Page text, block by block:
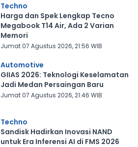
Techno
Harga dan Spek Lengkap Tecno
Megabook T14 Air, Ada 2 Varian
Memori
Jumat 07 Agustus 2026, 21:56 WIB
Automotive
GIIAS 2026: Teknologi Keselamatan
Jadi Medan Persaingan Baru
Jumat 07 Agustus 2026, 21:46 WIB
Techno
Sandisk Hadirkan Inovasi NAND
untuk Era Inferensi AI di FMS 2026